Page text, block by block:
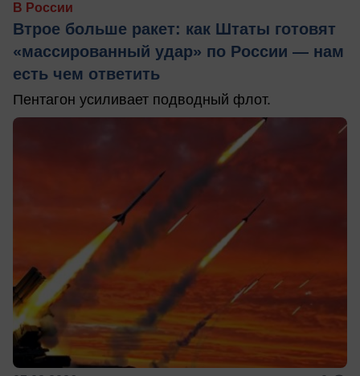
В России
Втрое больше ракет: как Штаты готовят
«массированный удар» по России — нам
есть чем ответить
Пентагон усиливает подводный флот.